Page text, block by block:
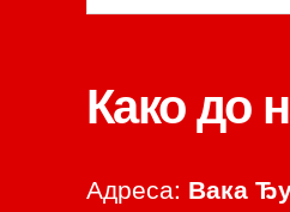
Како до
Адреса: Вака